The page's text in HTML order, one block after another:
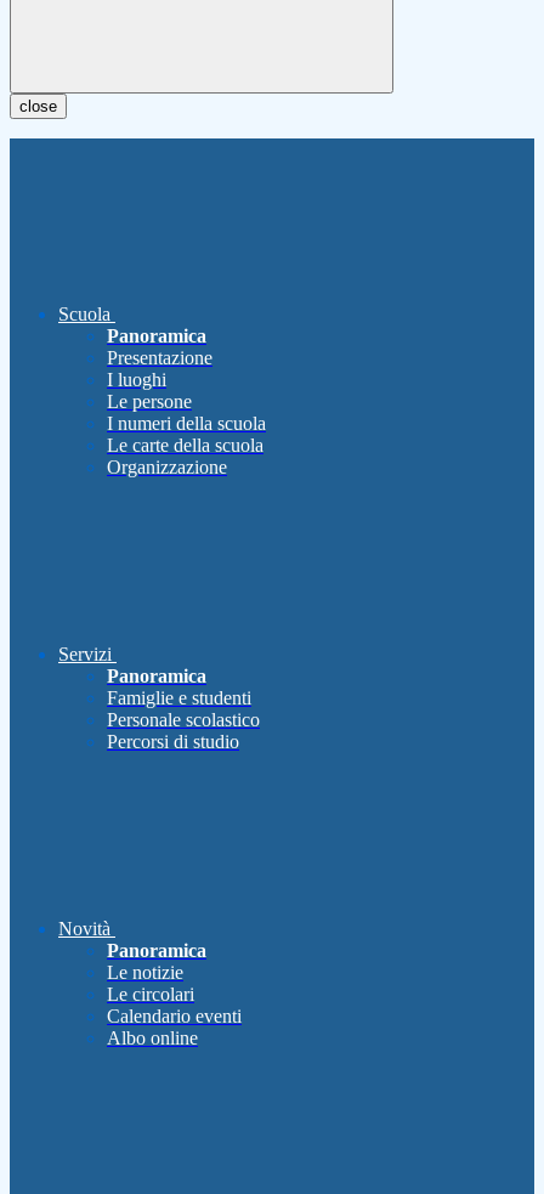
close
Scuola
Panoramica
Presentazione
I luoghi
Le persone
I numeri della scuola
Le carte della scuola
Organizzazione
Servizi
Panoramica
Famiglie e studenti
Personale scolastico
Percorsi di studio
Novità
Panoramica
Le notizie
Le circolari
Calendario eventi
Albo online